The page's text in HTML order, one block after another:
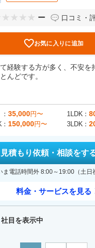
ー 口コミ・
お気に入りに追加
経験する方が多く、不安を
んどです。
35,000円〜 1LDK
150,000円〜 3LDK
見積もり依頼・相談をす
ま電話時間外 8:00～19:00（土日
料金・サービスを見る
社目を表示中